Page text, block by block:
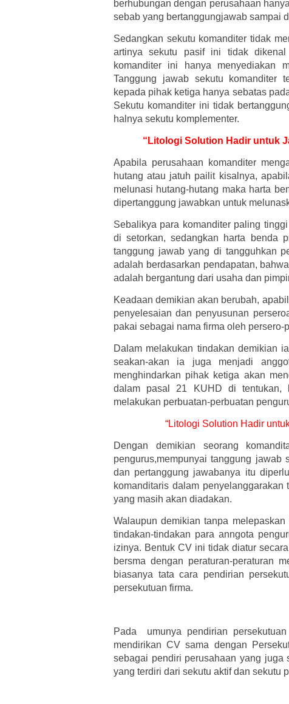
berhubungan dengan perusahaan
sebab yang bertanggungjawab sampai
Sedangkan sekutu komanditer tidak
artinya sekutu pasif ini tidak
komanditer ini hanya menyediakan
Tanggung jawab sekutu komanditer
kepada pihak ketiga hanya sebatas
Sekutu komanditer ini tidak
halnya sekutu komplementer.
“Litologi Solution Hadir untuk
Apabila perusahaan komanditer
hutang atau jatuh pailit kisalnya,
melunasi hutang-hutang maka harta
dipertanggung jawabkan untuk
Sebalikya para komanditer paling
di setorkan, sedangkan harta benda
tanggung jawab yang di tangguhkan
adalah berdasarkan pendapatan,
adalah bergantung dari usaha dan
Keadaan demikian akan berubah,
penyelesaian dan penyusunan
pakai sebagai nama firma oleh persero-
Dalam melakukan tindakan demikian
seakan-akan ia juga menjadi
menghindarkan pihak ketiga akan
dalam pasal 21 KUHD di tentukan,
melakukan perbuatan-perbuatan
“Litologi Solution Hadir
Dengan demikian seorang
pengurus,mempunyai tanggung jawab
dan pertanggung jawabanya itu
komanditaris dalam
yang masih akan diadakan.
Walaupun demikian tanpa
tindakan-tindakan para anngota
izinya. Bentuk CV ini tidak diatur
bersma dengan peraturan-peraturan
biasanya tata cara pendirian
persekutuan firma.
Pada umunya pendirian
mendirikan CV sama dengan
sebagai pendiri perusahaan yang juga
yang terdiri dari sekutu aktif dan sekutu